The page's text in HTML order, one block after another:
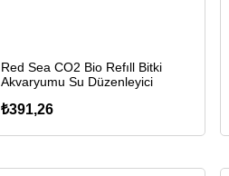
Red Sea CO2 Bio Refıll Bitki
Akvaryumu Su Düzenleyici
₺391,26